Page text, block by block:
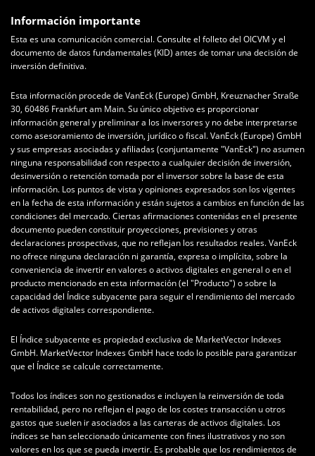
Información importante
Esta es una comunicación comercial. Consulte el folleto del OICVM y el
documento de datos fundamentales (KID) antes de tomar una decisión de
inversión definitiva.
Esta información procede de VanEck (Europe) GmbH, Kreuznacher Straße
30, 60486 Frankfurt am Main. Su único objetivo es proporcionar
información general y preliminar a los inversores y no debe interpretarse
como asesoramiento de inversión, jurídico o fiscal. VanEck (Europe) GmbH
y sus empresas asociadas y afiliadas (conjuntamente "VanEck") no asumen
ninguna responsabilidad con respecto a cualquier decisión de inversión,
desinversión o retención tomada por el inversor sobre la base de esta
información. Los puntos de vista y opiniones expresados son los vigentes
en la fecha de esta información y están sujetos a cambios en función de las
condiciones del mercado. Ciertas afirmaciones contenidas en el presente
documento pueden constituir proyecciones, previsiones y otras
declaraciones prospectivas, que no reflejan los resultados reales. VanEck
no ofrece ninguna declaración ni garantía, expresa o implícita, sobre la
conveniencia de invertir en valores o activos digitales en general o en el
producto mencionado en esta información (el "Producto") o sobre la
capacidad del Índice subyacente para seguir el rendimiento del mercado
de activos digitales correspondiente.
El Índice subyacente es propiedad exclusiva de MarketVector Indexes
GmbH. MarketVector Indexes GmbH hace todo lo posible para garantizar
que el Índice se calcule correctamente.
Todos los índices son no gestionados e incluyen la reinversión de toda
rentabilidad, pero no reflejan el pago de los costes transacción u otros
gastos que suelen ir asociados a las carteras de activos digitales. Los
índices se han seleccionado únicamente con fines ilustrativos y no son
valores en los que se pueda invertir. Es probable que los rendimientos de